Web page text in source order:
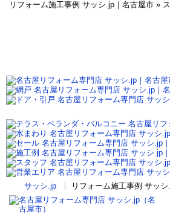
リフォーム施工事例 サッシ.jp｜名古屋市 »
サッシ.jp リフォーム施工事例 サッ